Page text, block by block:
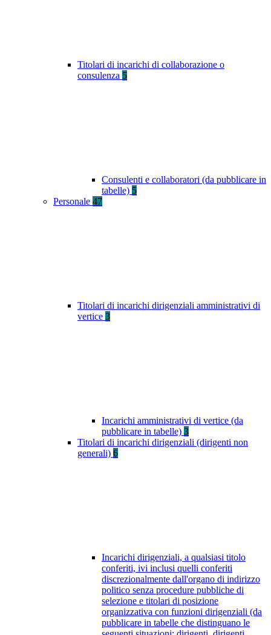
Titolari di incarichi di collaborazione o
consulenza 5
Consulenti e collaboratori (da pubblicare in
tabelle) 5
Personale 47
Titolari di incarichi dirigenziali amministrativi di
vertice 3
Incarichi amministrativi di vertice (da
pubblicare in tabelle) 3
Titolari di incarichi dirigenziali (dirigenti non
generali) 6
Incarichi dirigenziali, a qualsiasi titolo
conferiti, ivi inclusi quelli conferiti
discrezionalmente dall'organo di indirizzo
politico senza procedure pubbliche di
selezione e titolari di posizione
organizzativa con funzioni dirigenziali (da
pubblicare in tabelle che distinguano le